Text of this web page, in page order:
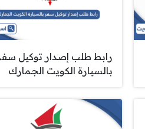
رابط طلب إصدار توكيل
بالسيارة الكويت الجمارك